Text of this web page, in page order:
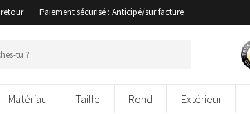
Paiement sécurisé : Anticipé/sur facture
Matériau Taille Rond Extérieur